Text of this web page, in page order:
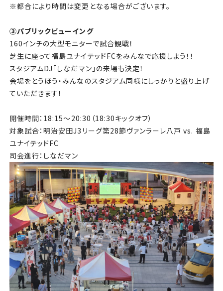
※都合により時間は変更となる場合がございます。
③パブリックビューイング
160インチの大型モニターで試合観戦！
芝生に座って福島ユナイテッドFCをみんなで応援しよう！！
スタジアムDJ「しなだマン」の来場も決定！
会場をとうほう・みんなのスタジアム同様にしっかりと盛り上げ
ていただきます！
開催時間：18:15～20:30（18:30キックオフ）
対象試合：明治安田J3リーグ第28節ヴァンラーレ八戸 vs. 福島
ユナイテッドFC
司会進行：しなだマン